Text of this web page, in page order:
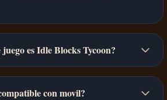
es Idle Blocks Tycoon?
con movil?